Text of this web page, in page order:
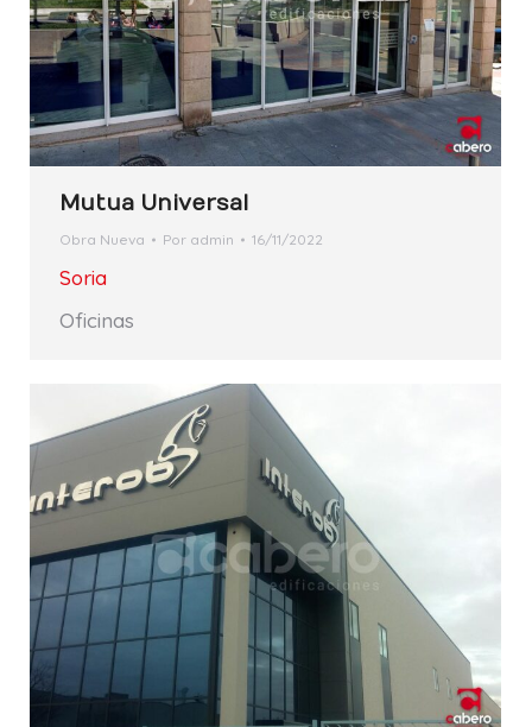
Mutua Universal
Obra Nueva Por admin 16/11/2022
Soria
Oficinas